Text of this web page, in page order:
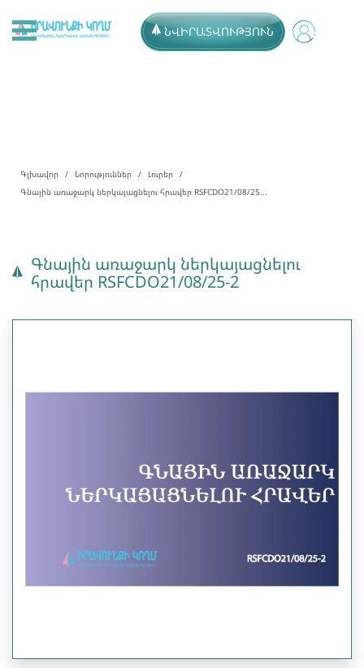
ՆՎԻՐԱՏՎՈՒԹՅՈՒՆ
Գլխավոր Նորություններ
Լուրեր
Գնային առաջարկ ներկայացնելու հրավեր RSFCDO21/08/25...
Գնային առաջարկ ներկայացնելու
հրավեր RSFCDO21/08/25-2